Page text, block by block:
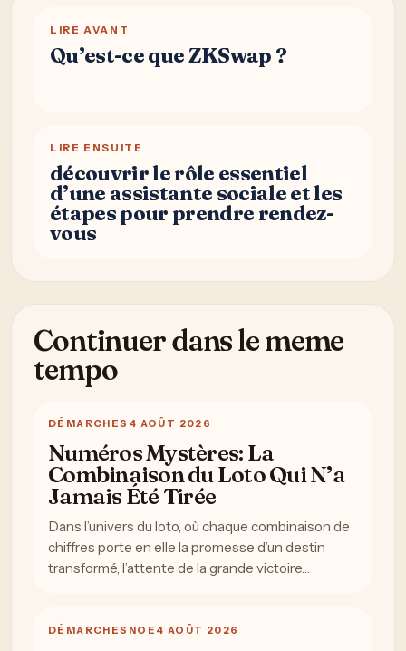
LIRE AVANT
Qu’est-ce que ZKSwap ?
LIRE ENSUITE
découvrir le rôle essentiel
d’une assistante sociale et les
étapes pour prendre rendez-
vous
Continuer dans le meme
tempo
DÉMARCHES 4 AOÛT 2026
Numéros Mystères: La
Combinaison du Loto Qui N’a
Jamais Été Tirée
Dans l’univers du loto, où chaque combinaison de
chiffres porte en elle la promesse d’un destin
transformé, l’attente de la grande victoire…
DÉMARCHES NOE 4 AOÛT 2026